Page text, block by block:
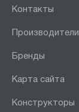
Контакты
Производители
Бренды
Карта сайта
Конструкторы